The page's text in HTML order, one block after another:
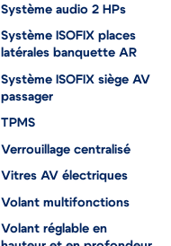
Système audio 2 HPs
Système ISOFIX places
latérales banquette AR
Système ISOFIX siège AV
passager
TPMS
Verrouillage centralisé
Vitres AV électriques
Volant multifonctions
Volant réglable en